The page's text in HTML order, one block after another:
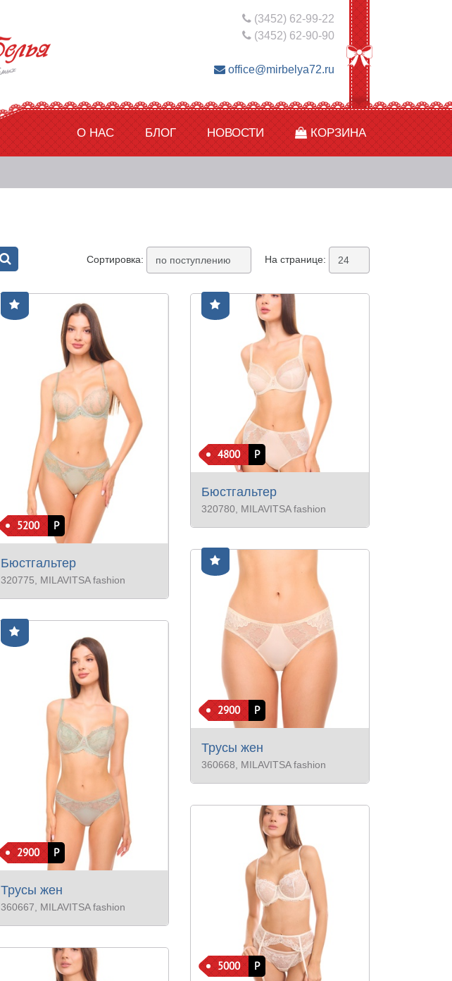
(3452) 62-99-22
(3452) 62-90-90
office@mirbelya72.ru
О НАС БЛОГ НОВОСТИ КОРЗИНА
Сортировка: На странице:
5200 Р
Бюстгальтер
320775 , MILAVITSA fashion
2900 Р
Трусы жен
360667, MILAVITSA fashion
4800 Р
Бюстгальтер
320780 , MILAVITSA fashion
2900 Р
Трусы жен
360668 , MILAVITSA fashion
5000 Р